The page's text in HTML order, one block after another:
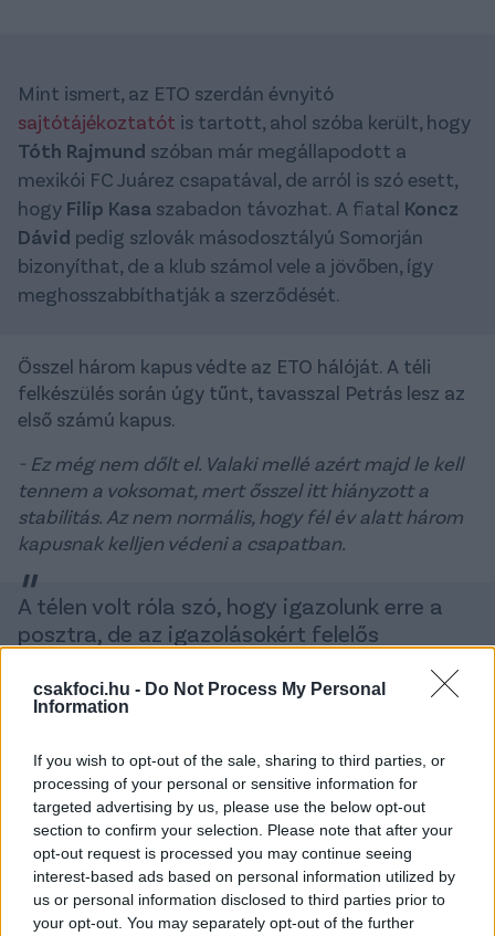
csakfoci.hu - Do Not Process My Personal
Information
If you wish to opt-out of the sale, sharing to third parties, or
processing of your personal or sensitive information for
targeted advertising by us, please use the below opt-out
section to confirm your selection. Please note that after your
opt-out request is processed you may continue seeing
interest-based ads based on personal information utilized by
us or personal information disclosed to third parties prior to
your opt-out. You may separately opt-out of the further
Mint ismert, az ETO szerdán évnyitó
sajtótájékoztatót is tartott, ahol szóba került, hogy
Tóth Rajmund szóban már megállapodott a
mexikói FC Juárez csapatával, de arról is szó esett,
hogy Filip Kasa szabadon távozhat. A fiatal Koncz
Dávid pedig szlovák másodosztályú Somorján
bizonyíthat, de a klub számol vele a jövőben, így
meghosszabbíthatják a szerződését.
Ősszel három kapus védte az ETO hálóját. A téli
felkészülés során úgy tűnt, tavasszal Petrás lesz az
első számú kapus.
- Ez még nem dőlt el. Valaki mellé azért majd le kell
tennem a voksomat, mert ősszel itt hiányzott a
stabilitás. Az nem normális, hogy fél év alatt három
kapusnak kelljen védeni a csapatban.
A télen volt róla szó, hogy igazolunk erre a
posztra, de az igazolásokért felelős
kapust, aki százszázalékban azonnal meg
tudta volna oldani a gondjainkat. Jobb lenne,
igazolni, érdemes inkább a nyárra készülni.
Három mezőnyjátékos érkezett januárban az
ETO-hoz: egy védő, egy középpályás és egy csatár.
Skvarka és Kröhn pedig átkerült az NB III-as
kerethez.